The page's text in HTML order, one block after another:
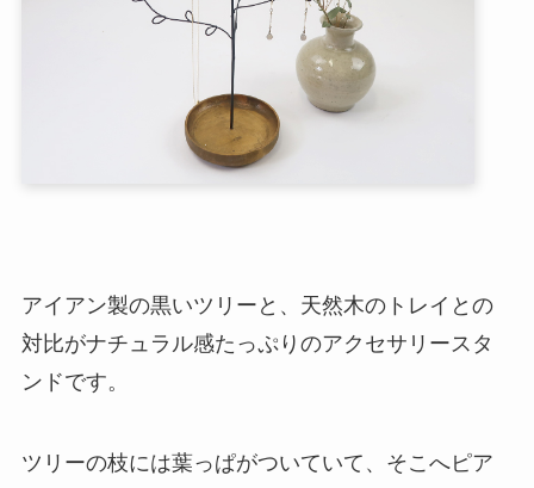
アイアン製の黒いツリーと、天然木のトレイとの
対比がナチュラル感たっぷりのアクセサリースタ
ンドです。
ツリーの枝には葉っぱがついていて、そこへピア